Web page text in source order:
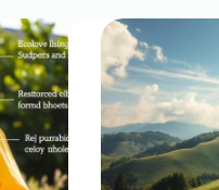
tuta
taglie
e